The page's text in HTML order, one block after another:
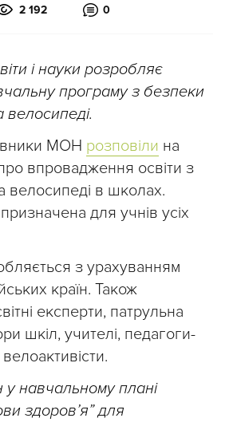
2 192 0
і науки розробляє
програму з безпеки
МОН розповіли на
впровадження освіти з
велосипеді в школах.
для учнів усіх
з урахуванням
країн. Також
експерти, патрульна
шкіл, учителі, педагоги-
у навчальному плані
здоров’я” для